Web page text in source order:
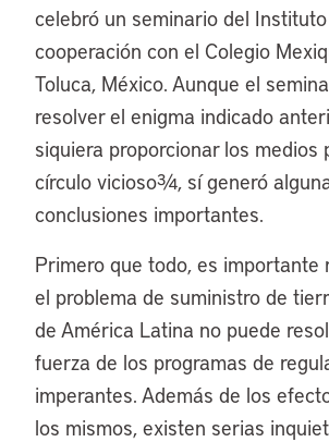
celebró un seminario del
cooperación con el Colegio
Toluca, México. Aunque el
resolver el enigma indicado
siquiera proporcionar los medios
círculo vicioso¾, sí generó
conclusiones importantes.
Primero que todo, es importante
el problema de suministro de
de América Latina no puede
fuerza de los programas de
imperantes. Además de los
los mismos, existen serias